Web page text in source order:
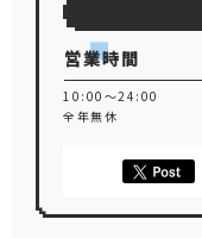
営業時間
10:00～24:00
全年無休